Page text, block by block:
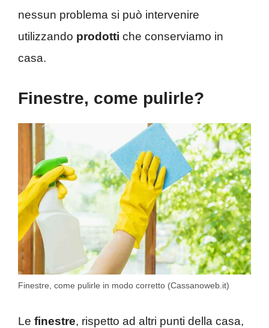
nessun problema si può intervenire
utilizzando prodotti che conserviamo in
casa.
Finestre, come pulirle?
Finestre, come pulirle in modo corretto (Cassanoweb.it)
Le finestre, rispetto ad altri punti della casa,